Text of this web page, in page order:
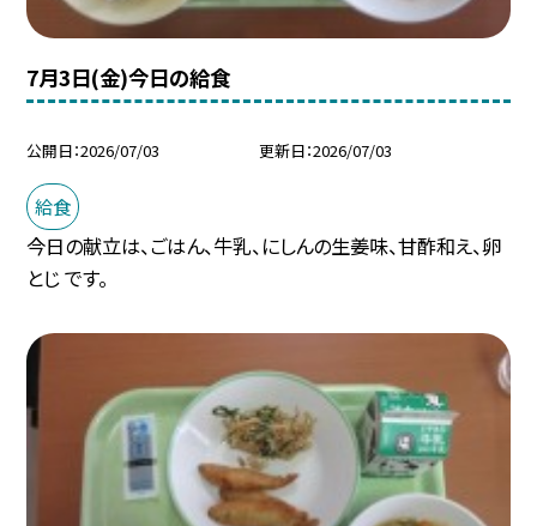
7月3日(金)今日の給食
公開日 2026/07/03 更新日 2026/07/03
給食
今日の献立は、ごはん、牛乳、にしんの生姜味、甘酢和え、卵
とじ です。